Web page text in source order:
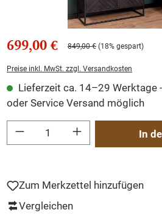
699,00 € 849,00 € (18% gespart)
Preise inkl. MwSt. zzgl. Versandkosten
Lieferzeit ca. 14–29 Werktage
oder Service Versand möglich
Produkt Anzahl: Gib den gewünschten Wert
In
Zum Merkzettel hinzufügen
Vergleichen